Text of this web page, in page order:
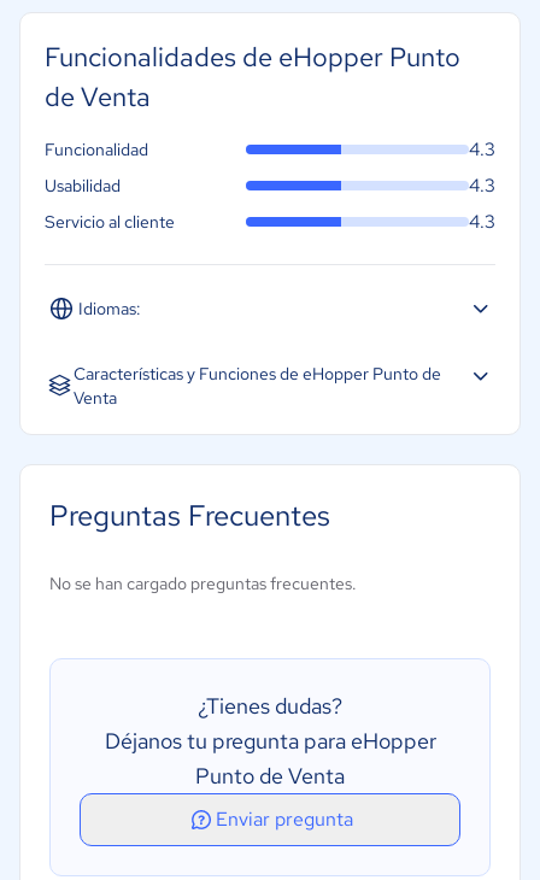
Funcionalidades de eHopper Punto
de Venta
Idiomas:
Funcionalidad 4.3
Usabilidad 4.3
Servicio al cliente 4.3
Características y Funciones de eHopper Punto de
Venta
Preguntas Frecuentes
No se han cargado preguntas frecuentes.
¿Tienes dudas?
Déjanos tu pregunta para eHopper
Punto de Venta
Enviar pregunta